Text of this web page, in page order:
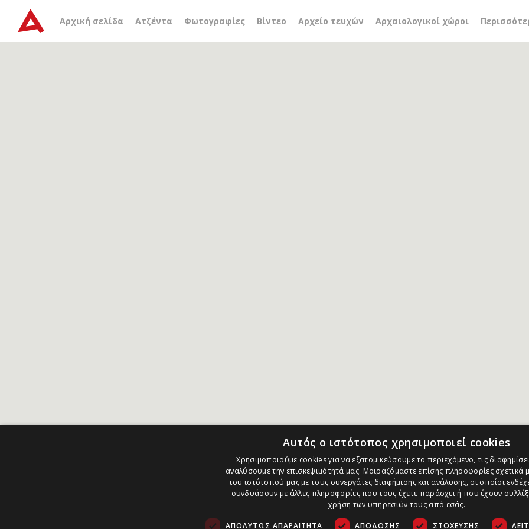
Αρχική σελίδα Ατζέντα Φωτογραφίες Βίντεο Αρχείο τευχών Αρχαιολογικοί χώροι
Αρχείο ετικέτας αρχαιολογικό πρόγραμμα
Αυτός ο ιστότοπος χρησιμοποιεί cookies
Χρησιμοποιούμε cookies για να εξατομικεύσουμε το περιεχόμενο, τις
αναλύσουμε την επισκεψιμότητά μας. Μοιραζόμαστε επίσης πληροφορίες σχετικά
του ιστότοπού μας με τους συνεργάτες διαφήμισης και ανάλυσης, οι οποίοι
συνδυάσουν με άλλες πληροφορίες που τους έχετε παράσχει ή που έχουν
χρήση των υπηρεσιών τους από εσάς.
ΑΠΟΛΎΤΩΣ ΑΠΑΡΑΊΤΗΤΑ ΑΠΌΔΟΣΗΣ ΣΤΌΧΕΥΣΗΣ